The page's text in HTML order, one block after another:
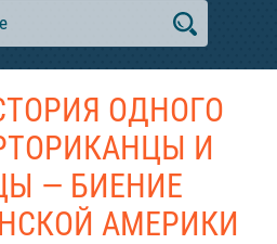
ОДНОГО
И
— БИЕНИЕ
АМЕРИКИ